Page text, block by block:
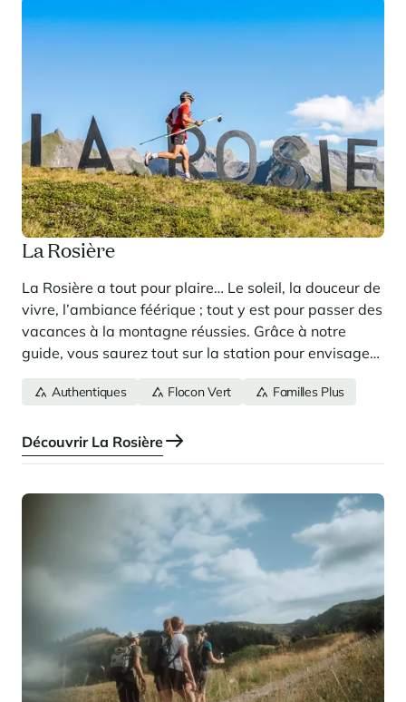
La Rosière
La Rosière a tout pour plaire… Le soleil, la douceur de
vivre, l’ambiance féérique ; tout y est pour passer des
vacances à la montagne réussies. Grâce à notre
guide, vous saurez tout sur la station pour envisager
perchée à 1850 mètres d’altitude a de quoi vous
Authentiques Flocon Vert Familles Plus
Découvrir La Rosière